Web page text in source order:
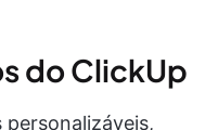
do ClickUp
personalizáveis,